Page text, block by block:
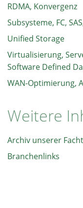
RDMA, Konvergenz
Subsysteme, FC,
Unified Storage
Virtualisierung,
Software Defined
WAN-Optimierung,
Weitere
Archiv unserer
Branchenlinks